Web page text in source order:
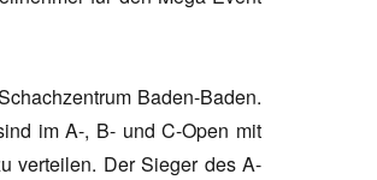
Baden-Baden.
im A-, B- und C-Open mit
verteilen. Der Sieger des A-